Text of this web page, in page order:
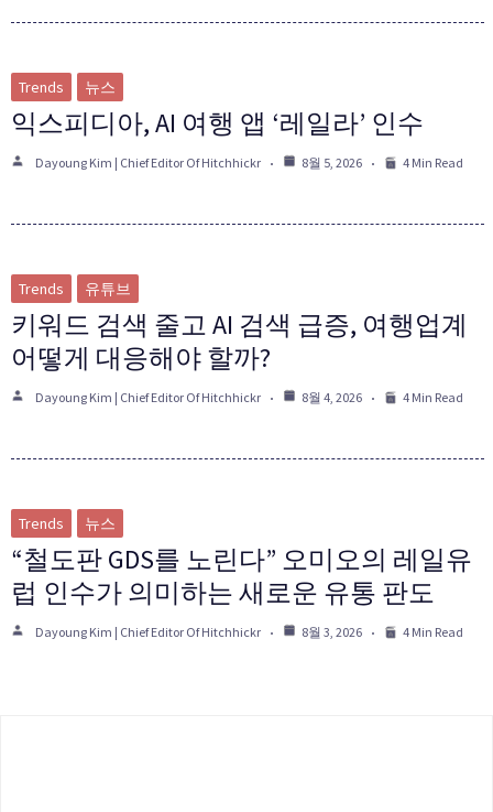
Trends 뉴스
익스피디아, AI 여행 앱 ‘레일라’ 인수
Dayoung Kim | Chief Editor Of Hitchhickr 8월 5, 2026 4 Min Read
Trends 유튜브
키워드 검색 줄고 AI 검색 급증, 여행업계
어떻게 대응해야 할까?
Dayoung Kim | Chief Editor Of Hitchhickr 8월 4, 2026 4 Min Read
Trends 뉴스
“철도판 GDS를 노린다” 오미오의 레일유
럽 인수가 의미하는 새로운 유통 판도
Dayoung Kim | Chief Editor Of Hitchhickr 8월 3, 2026 4 Min Read